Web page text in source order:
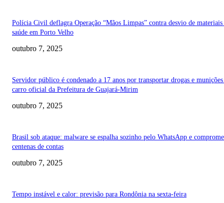
Polícia Civil deflagra Operação “Mãos Limpas” contra desvio de materiais
saúde em Porto Velho
outubro 7, 2025
Servidor público é condenado a 17 anos por transportar drogas e
carro oficial da Prefeitura de Guajará-Mirim
outubro 7, 2025
Brasil sob ataque: malware se espalha sozinho pelo WhatsApp e
centenas de contas
outubro 7, 2025
Tempo instável e calor: previsão para Rondônia na sexta-feira